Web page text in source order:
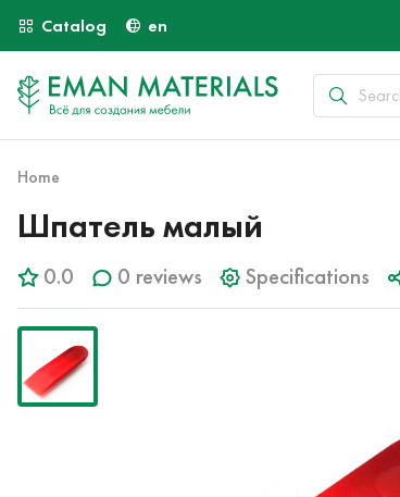
Catalog en
Home
Шпатель малый
0.0 0 reviews Specifications